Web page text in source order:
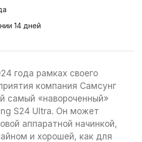
14 дней
года рамках своего
компания Самсунг
самый «навороченный»
S24 Ultra. Он может
аппаратной начинкой,
и хорошей, как для